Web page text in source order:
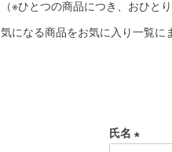
（※ひとつの商品につき、おひと
気になる商品をお気に入り一覧に
氏名